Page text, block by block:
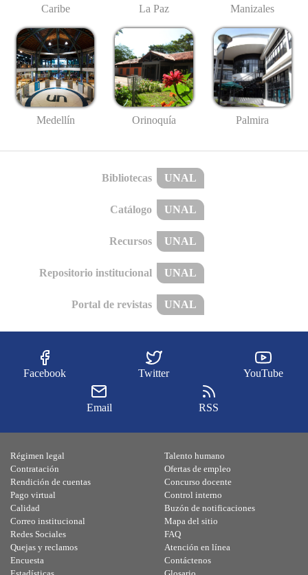
Caribe La Paz Manizales
Medellín Orinoquía Palmira
Bibliotecas UNAL
Catálogo UNAL
Recursos UNAL
Repositorio institucional UNAL
Portal de revistas UNAL
Facebook Twitter YouTube
Email RSS
Régimen legal
Contratación
Rendición de cuentas
Pago virtual
Calidad
Talento humano
Ofertas de empleo
Concurso docente
Control interno
Buzón de notificaciones
Correo institucional
Redes Sociales
Quejas y reclamos
Encuesta
Mapa del sitio
FAQ
Atención en línea
Contáctenos